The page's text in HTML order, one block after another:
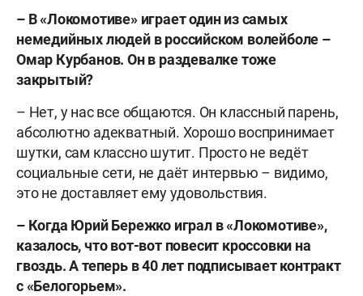
– В «Локомотиве» играет один из самых
немедийных людей в российском волейболе –
Омар Курбанов. Он в раздевалке тоже
закрытый?
– Нет, у нас все общаются. Он классный парень,
абсолютно адекватный. Хорошо воспринимает
шутки, сам классно шутит. Просто не ведёт
социальные сети, не даёт интервью – видимо,
это не доставляет ему удовольствия.
– Когда Юрий Бережко играл в «Локомотиве»,
казалось, что вот-вот повесит кроссовки на
гвоздь. А теперь в 40 лет подписывает контракт
с «Белогорьем».